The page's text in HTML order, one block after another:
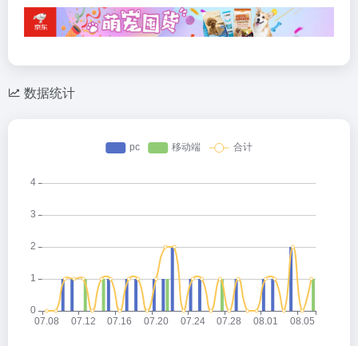
数据统计